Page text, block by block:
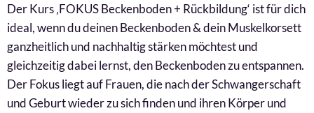
Der Kurs ‚FOKUS Beckenboden + Rückbildung‘ ist für dich
ideal, wenn du deinen Beckenboden & dein Muskelkorsett
ganzheitlich und nachhaltig stärken möchtest und
gleichzeitig dabei lernst, den Beckenboden zu entspannen.
Der Fokus liegt auf Frauen, die nach der Schwangerschaft
und Geburt wieder zu sich finden und ihren Körper und